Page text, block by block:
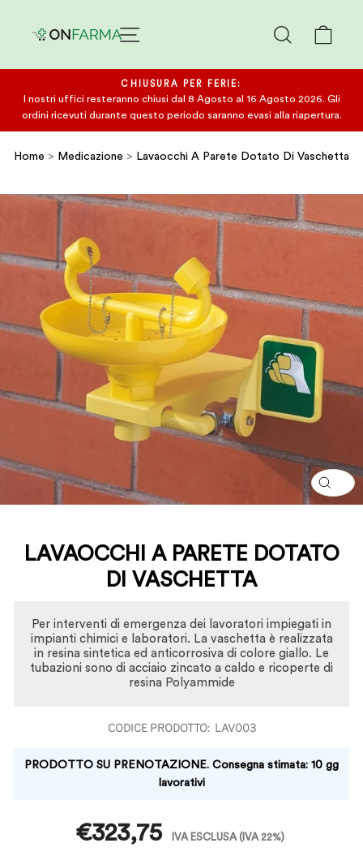
CERCA
CHIUSURA PER FERIE:
I nostri uffici resteranno chiusi dal 8 Agosto al 16 Agosto 2026. Gli
ordini ricevuti durante questo periodo saranno evasi alla riapertura.
Home > Medicazione > Lavaocchi A Parete Dotato Di Vaschetta
LAVAOCCHI A PARETE DOTATO
DI VASCHETTA
Per interventi di emergenza dei lavoratori impiegati in
impianti chimici e laboratori. La vaschetta è realizzata
in resina sintetica ed anticorrosiva di colore giallo. Le
tubazioni sono di acciaio zincato a caldo e ricoperte di
resina Polyammide
LAV003
PRODOTTO SU PRENOTAZIONE. Consegna stimata: 10 gg
lavorativi
€323,75 IVA ESCLUSA (IVA 22%)